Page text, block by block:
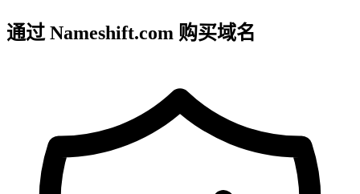
通过 Nameshift.com 购买域名